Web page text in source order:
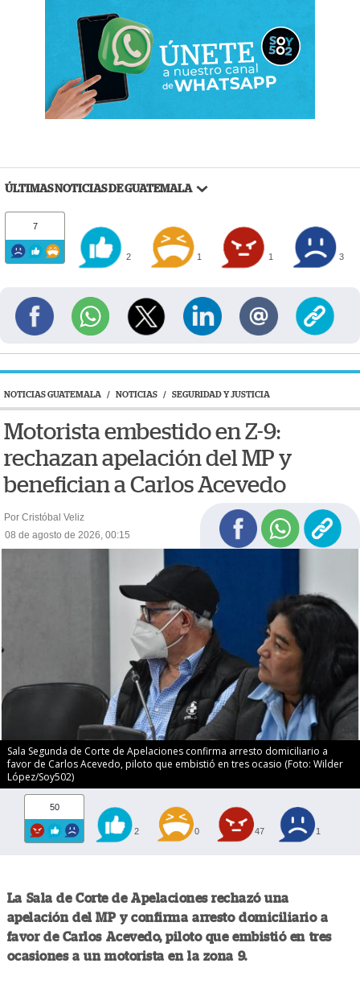
ÚLTIMAS NOTICIAS DE GUATEMALA
7
2 1 1 3
NOTICIAS GUATEMALA / NOTICIAS / SEGURIDAD Y JUSTICIA
Motorista embestido en Z-9:
rechazan apelación del MP y
benefician a Carlos Acevedo
Por Cristóbal Veliz
08 de agosto de 2026, 00:15
Sala Segunda de Corte de Apelaciones confirma arresto domiciliario a
favor de Carlos Acevedo, piloto que embistió en tres ocasio (Foto: Wilder
López/Soy502)
50
2 0 47 1
La Sala de Corte de Apelaciones rechazó una
apelación del MP y confirma arresto domiciliario a
favor de Carlos Acevedo, piloto que embistió en tres
ocasiones a un motorista en la zona 9.